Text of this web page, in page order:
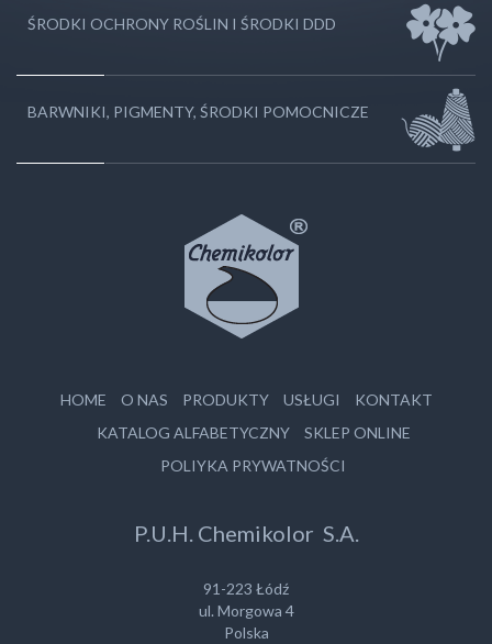
ŚRODKI OCHRONY ROŚLIN I ŚRODKI DDD
BARWNIKI, PIGMENTY, ŚRODKI POMOCNICZE
HOME O NAS PRODUKTY USŁUGI
KONTAKT
KATALOG ALFABETYCZNY
SKLEP ONLINE
POLIYKA PRYWATNOŚCI
P.U.H. Chemikolor S.A.
91-223 Łódź
ul. Morgowa 4
Polska